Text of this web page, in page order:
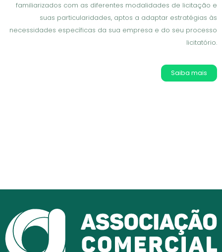
familiarizados com as diferentes modalidades de licitação e
suas particularidades, aptos a adaptar estratégias às
necessidades específicas da sua empresa e do seu processo
licitatório.
Saiba mais